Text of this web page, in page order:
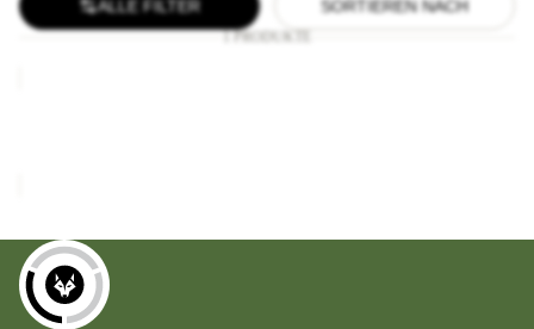
ALLE FILTER SORTIEREN NACH
1 PRODUKTE